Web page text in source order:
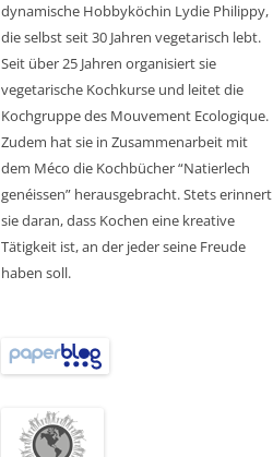
dynamische Hobbyköchin Lydie Philippy,
die selbst seit 30 Jahren vegetarisch lebt.
Seit über 25 Jahren organisiert sie
vegetarische Kochkurse und leitet die
Kochgruppe des Mouvement Ecologique.
Zudem hat sie in Zusammenarbeit mit
dem Méco die Kochbücher “Natierlech
genéissen” herausgebracht. Stets erinnert
sie daran, dass Kochen eine kreative
Tätigkeit ist, an der jeder seine Freude
haben soll.